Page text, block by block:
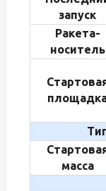
запуск
Ракета-
носитель
масса